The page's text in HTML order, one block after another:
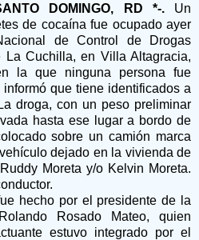
DOMINGO, RD *-.Un
de cocaína fue ocupado ayer
de Control de Drogas
Cuchilla, en Villa Altagracia,
la que ninguna persona fue
que tiene identificados a
droga, con un peso preliminar
hasta ese lugar a bordo de
sobre un camión marca
dejado en la vivienda de
Moreta y/o Kelvin Moreta.
hecho por el presidente de la
Rosado Mateo, quien
estuvo integrado por el